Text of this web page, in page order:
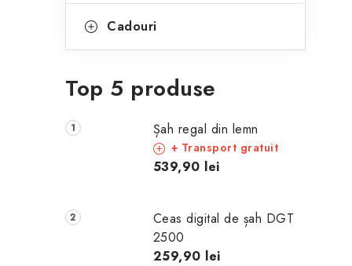
Cadouri
Top 5 produse
Șah regal din lemn
+ Transport gratuit
539,90 lei
Ceas digital de șah DGT
2500
259,90 lei